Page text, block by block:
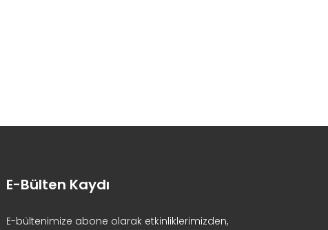
E-Bülten Kaydı
E-bültenimize abone olarak etkinliklerimizden,